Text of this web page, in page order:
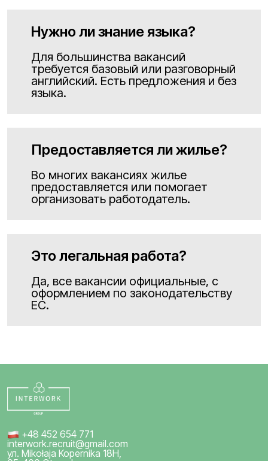
Нужно ли знание языка?
Для большинства вакансий
требуется базовый или разговорный
английский. Есть предложения и без
языка.
Предоставляется ли жилье?
Во многих вакансиях жилье
предоставляется или помогает
организовать работодатель.
Это легальная работа?
Да, все вакансии официальные, с
оформлением по законодательству
ЕС.
+48 452 654 771
interwork.recruit@gmail.com
ул. Mikołaja Kopernika 18H,